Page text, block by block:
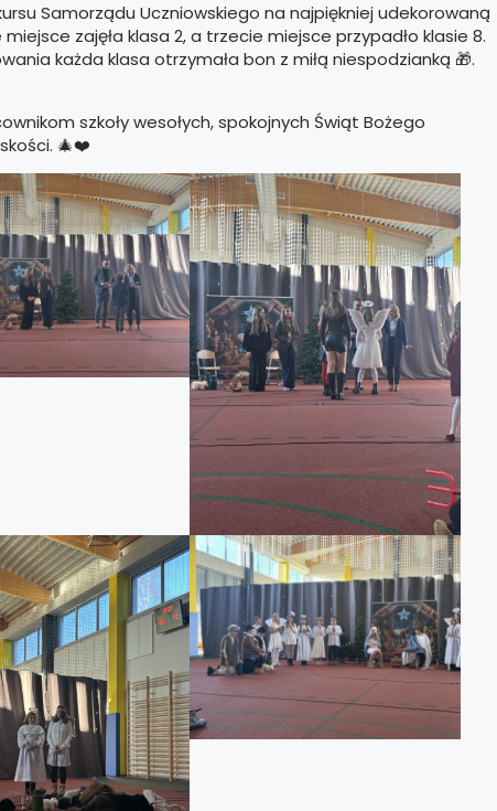
Samorządu Uczniowskiego na najpiękniej udekorowaną
zajęła klasa 2, a trzecie miejsce przypadło klasie 8.
każda klasa otrzymała bon z miłą niespodzianką 🎁.
szkoły wesołych, spokojnych Świąt Bożego
🎄❤️